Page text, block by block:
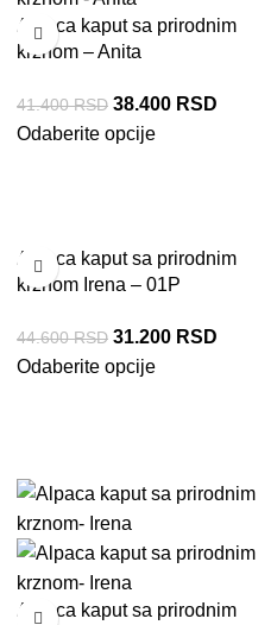
Alpaca kaput sa prirodnim
krznom – Anita
41.400RSD 38.400 RSD
Odaberite opcije
Alpaca kaput sa prirodnim
krznom Irena – 01P
44.600RSD 31.200 RSD
Odaberite opcije
Alpaca kaput sa prirodnim